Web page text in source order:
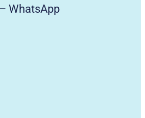
WhatsApp